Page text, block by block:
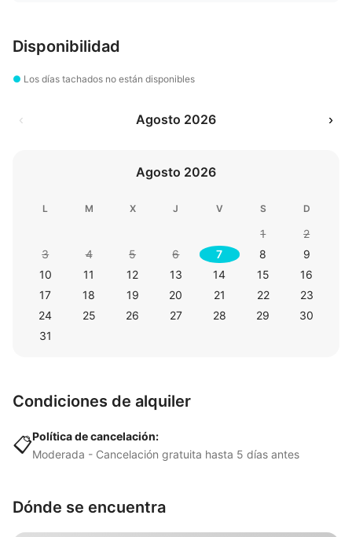
Disponibilidad
● Los días tachados no están disponibles
‹ Agosto 2026 ›
Agosto 2026
L M X J V S D
1
2
3
4 5 6 7 8
9
10
11 12 13 14 15
16
17
18 19 20 21 22
23
24
25 26 27 28 29
30
31
Condiciones de alquiler
📋Política de cancelación:
Moderada - Cancelación gratuita hasta 5 días antes
Dónde se encuentra